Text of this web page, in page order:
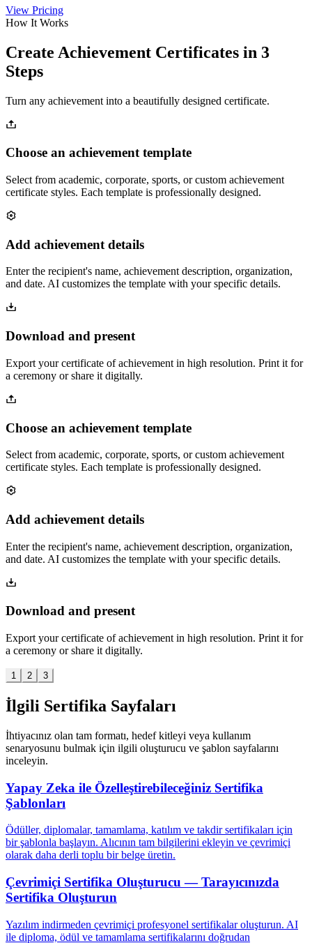
View Pricing
How It Works
Create Achievement Certificates in 3
Steps
Turn any achievement into a beautifully designed certificate.
Choose an achievement template
Select from academic, corporate, sports, or custom achievement
certificate styles. Each template is professionally designed.
Add achievement details
Enter the recipient's name, achievement description, organization,
and date. AI customizes the template with your specific details.
Download and present
Export your certificate of achievement in high resolution. Print it for
a ceremony or share it digitally.
Choose an achievement template
Select from academic, corporate, sports, or custom achievement
certificate styles. Each template is professionally designed.
Add achievement details
Enter the recipient's name, achievement description, organization,
and date. AI customizes the template with your specific details.
Download and present
Export your certificate of achievement in high resolution. Print it for
a ceremony or share it digitally.
1 2 3
İlgili Sertifika Sayfaları
İhtiyacınız olan tam formatı, hedef kitleyi veya kullanım
senaryosunu bulmak için ilgili oluşturucu ve şablon sayfalarını
inceleyin.
Yapay Zeka ile Özelleştirebileceğiniz Sertifika
Şablonları
Ödüller, diplomalar, tamamlama, katılım ve takdir sertifikaları için
bir şablonla başlayın. Alıcının tam bilgilerini ekleyin ve çevrimiçi
olarak daha derli toplu bir belge üretin.
Çevrimiçi Sertifika Oluşturucu — Tarayıcınızda
Sertifika Oluşturun
Yazılım indirmeden çevrimiçi profesyonel sertifikalar oluşturun. AI
ile diploma, ödül ve tamamlama sertifikalarını doğrudan